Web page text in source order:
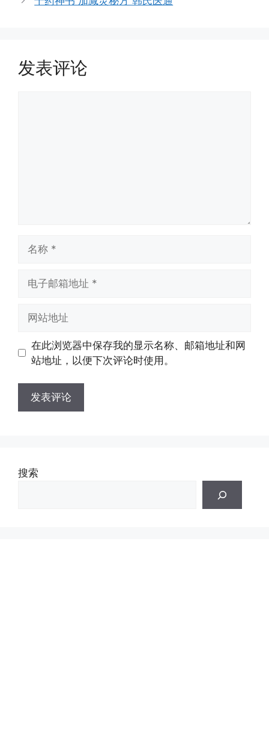
发表评论
址
址
在此浏览器中保存我的显示名称、邮箱地址和网
站地址，以便下次评论时使用。
搜索